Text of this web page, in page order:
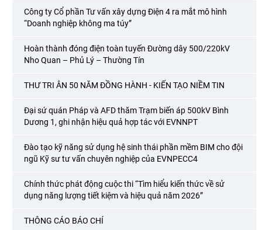
Công ty Cổ phần Tư vấn xây dựng Điện 4 ra mắt mô hình
“Doanh nghiệp không ma túy”
Hoàn thành đóng điện toàn tuyến Đường dây 500/220kV
Nho Quan – Phủ Lý – Thường Tín
THƯ TRI ÂN 50 NĂM ĐỒNG HÀNH - KIẾN TẠO NIỀM TIN
Đại sứ quán Pháp và AFD thăm Trạm biến áp 500kV Bình
Dương 1, ghi nhận hiệu quả hợp tác với EVNNPT
Đào tạo kỹ năng sử dụng hệ sinh thái phần mềm BIM cho đội
ngũ Kỹ sư tư vấn chuyên nghiệp của EVNPECC4
Chính thức phát động cuộc thi “Tìm hiểu kiến thức về sử
dụng năng lượng tiết kiệm và hiệu quả năm 2026”
THÔNG CÁO BÁO CHÍ